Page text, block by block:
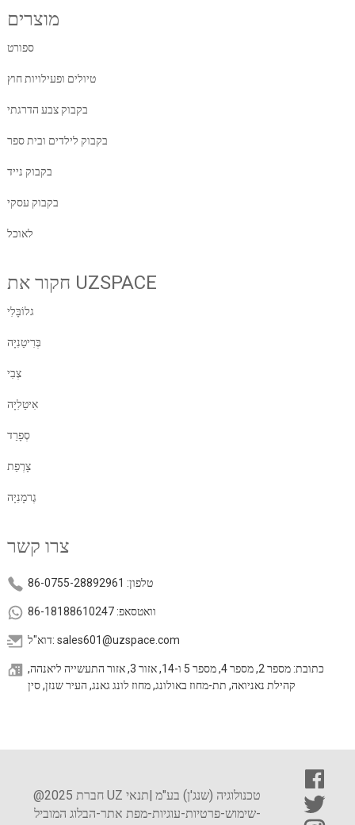
מוצרים
ספורט
טיולים ופעילויות חוץ
בקבוק צבע הדרגתי
בקבוק לילדים ובית ספר
בקבוק נייד
בקבוק עסקי
לאוכל
חקור את UZSPACE
גלוֹבָּלִי
בְּרִיטַנִיָה
צְבִי
אִיטַלִיָה
סְפָרַד
צָרְפַת
גֶרמָנִיָה
צרו קשר
טלפון: 86-0755-28892961
וואטסאפ: 86-18188610247
דוא"ל: sales601@uzspace.com
כתובת: מספר 2, מספר 4, מספר 5 ו-14, אזור 3, אזור התעשייה ליאנהה,
קהילת נאניואה, תת-מחוז באולונג, מחוז לונג גאנג, העיר שנזן, סין
@2025 חברת UZ טכנולוגיה (שנג'ן) בע"מ | תנאי
שימוש-פרטיות-עוגיות-מפת אתר-הבלוג המוביל -